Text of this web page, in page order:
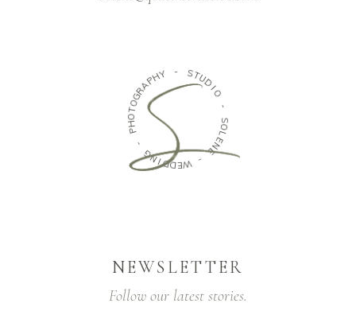
-
W
E
D
D
I
N
G
-
P
H
O
T
O
GRAPH Y - STUD
I
O
-
S
O
L
E
N
E
NEWSLETTER
Follow our latest stories.